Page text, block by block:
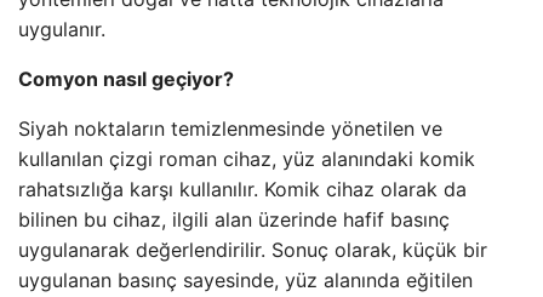
uygulanır.
Comyon nasıl geçiyor?
Siyah noktaların temizlenmesinde yönetilen ve
kullanılan çizgi roman cihaz, yüz alanındaki komik
rahatsızlığa karşı kullanılır. Komik cihaz olarak da
bilinen bu cihaz, ilgili alan üzerinde hafif basınç
uygulanarak değerlendirilir. Sonuç olarak, küçük bir
uygulanan basınç sayesinde, yüz alanında eğitilen